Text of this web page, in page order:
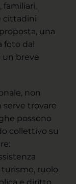
familiari,
cittadini
una
foto dal
un breve
non
serve trovare
possono
collettivo su
turismo, ruolo